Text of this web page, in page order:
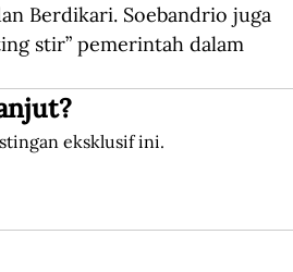
Berdikari. Soebandrio juga
stir” pemerintah dalam
eksklusif ini.